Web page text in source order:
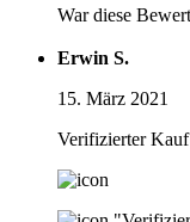
War diese
Erwin S.
15. März 2021
Verifizierter Kauf